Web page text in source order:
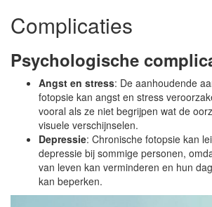
Complicaties
Psychologische
Angst en stress: De aanhoudende
fotopsie kan angst en stress
vooral als ze niet begrijpen wat de
visuele verschijnselen.
Depressie: Chronische fotopsie kan
depressie bij sommige personen,
van leven kan verminderen en hun
kan beperken.